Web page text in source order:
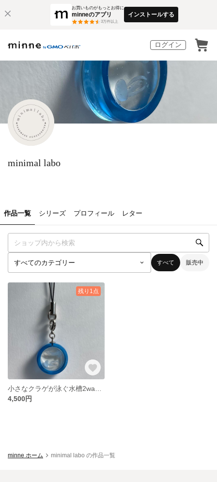
お買いものがもっとお得に
minneのアプリ
3万件以上
インストールする
ログイン
minimal labo
作品一覧 シリーズ プロフィール レター
すべて 販売中
残り1点
4,500円
minne ホーム minimal labo の作品一覧